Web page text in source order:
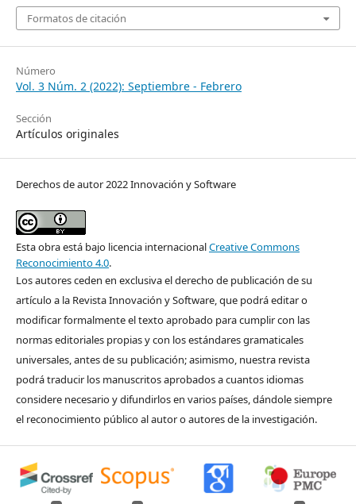
Formatos de citación
Número
Vol. 3 Núm. 2 (2022): Septiembre - Febrero
Sección
Artículos originales
Derechos de autor 2022 Innovación y Software
Esta obra está bajo licencia internacionalCreative Commons
Reconocimiento 4.0.
Los autores ceden en exclusiva el derecho de publicación de su
artículo a la Revista Innovación y Software, que podrá editar o
modificar formalmente el texto aprobado para cumplir con las
normas editoriales propias y con los estándares gramaticales
universales, antes de su publicación; asimismo, nuestra revista
podrá traducir los manuscritos aprobados a cuantos idiomas
considere necesario y difundirlos en varios países, dándole siempre
el reconocimiento público al autor o autores de la investigación.